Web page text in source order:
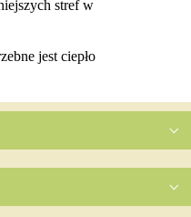
stref w
jest ciepło